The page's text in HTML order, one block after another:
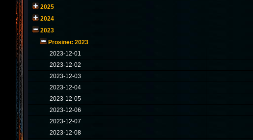
2025
2024
2023
Prosinec 2023
2023-12-01
2023-12-02
2023-12-03
2023-12-04
2023-12-05
2023-12-06
2023-12-07
2023-12-08